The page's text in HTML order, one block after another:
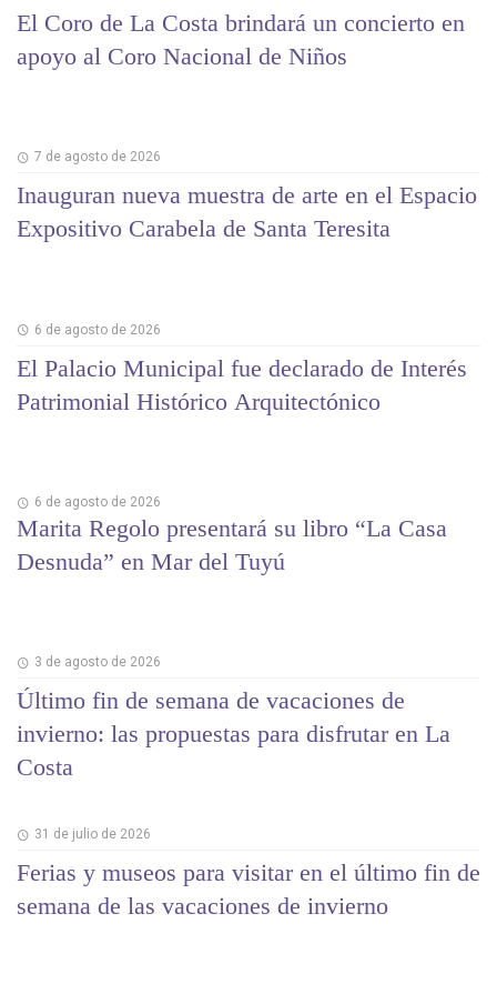
El Coro de La Costa brindará un concierto en
apoyo al Coro Nacional de Niños
7 de agosto de 2026
Inauguran nueva muestra de arte en el Espacio
Expositivo Carabela de Santa Teresita
6 de agosto de 2026
El Palacio Municipal fue declarado de Interés
Patrimonial Histórico Arquitectónico
6 de agosto de 2026
Marita Regolo presentará su libro “La Casa
Desnuda” en Mar del Tuyú
3 de agosto de 2026
Último fin de semana de vacaciones de
invierno: las propuestas para disfrutar en La
Costa
31 de julio de 2026
Ferias y museos para visitar en el último fin de
semana de las vacaciones de invierno